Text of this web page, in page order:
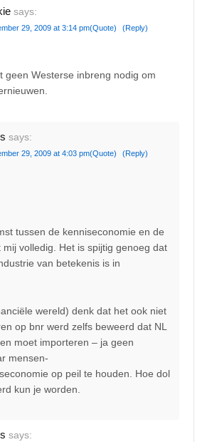
says:
29, 2009 at 3:14 pm(Quote) (Reply)
geen Westerse inbreng nodig om
says:
29, 2009 at 4:03 pm(Quote) (Reply)
tussen de kenniseconomie en de
volledig. Het is spijtig genoeg dat
van betekenis is in
wereld) denk dat het ook niet
op bnr werd zelfs beweerd dat NL
moet importeren – ja geen
mensen-
op peil te houden. Hoe dol
kun je worden.
says: